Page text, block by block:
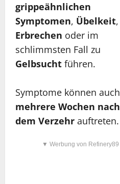
grippeähnlichen
Symptomen, Übelkeit,
Erbrechen oder im
schlimmsten Fall zu
Gelbsucht führen.
Symptome können auch
mehrere Wochen nach
dem Verzehr auftreten.
▼ Werbung von Refinery89